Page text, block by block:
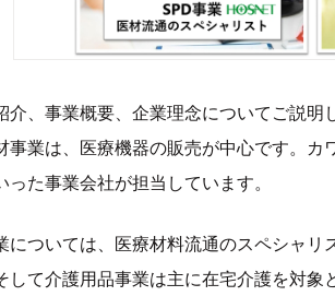
介、事業概要、企業理念についてご説
事業は、医療機器の販売が中心です。
った事業会社が担当しています。
については、医療材料流通のスペシャ
して介護用品事業は主に在宅介護を対